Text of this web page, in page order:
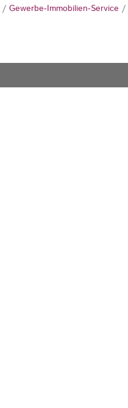
/ Gewerbe-Immobilien-Service /